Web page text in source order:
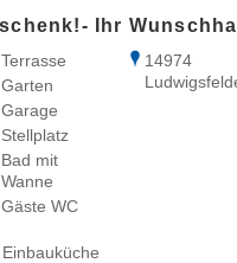
Terrasse
Garten
Garage
Stellplatz
Bad mit
Wanne
Gäste WC
Einbauküche
14974